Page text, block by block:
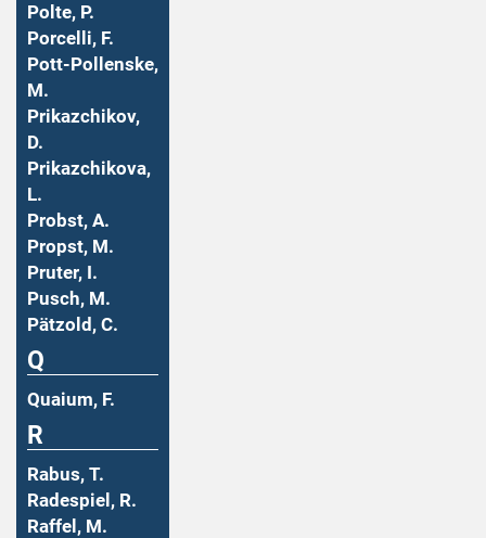
Polte, P.
Porcelli, F.
Pott-Pollenske,
M.
Prikazchikov,
D.
Prikazchikova,
L.
Probst, A.
Propst, M.
Pruter, I.
Pusch, M.
Pätzold, C.
Q
Quaium, F.
R
Rabus, T.
Radespiel, R.
Raffel, M.